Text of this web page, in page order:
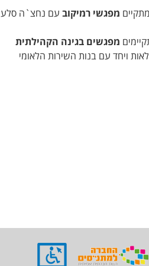
מפגשי רמיקוב עם נחצ`ה סלע
מפגשים בגינה הקהילתית
ויחד עם בנות השירות הלאומי